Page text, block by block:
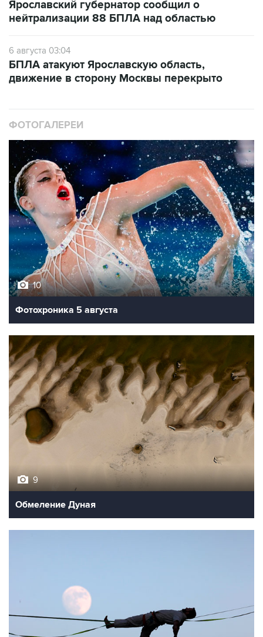
Ярославский губернатор сообщил о
нейтрализации 88 БПЛА над областью
6 августа 03:04
БПЛА атакуют Ярославскую область,
движение в сторону Москвы перекрыто
ФОТОГАЛЕРЕИ
10
Фотохроника 5 августа
9
Обмеление Дуная